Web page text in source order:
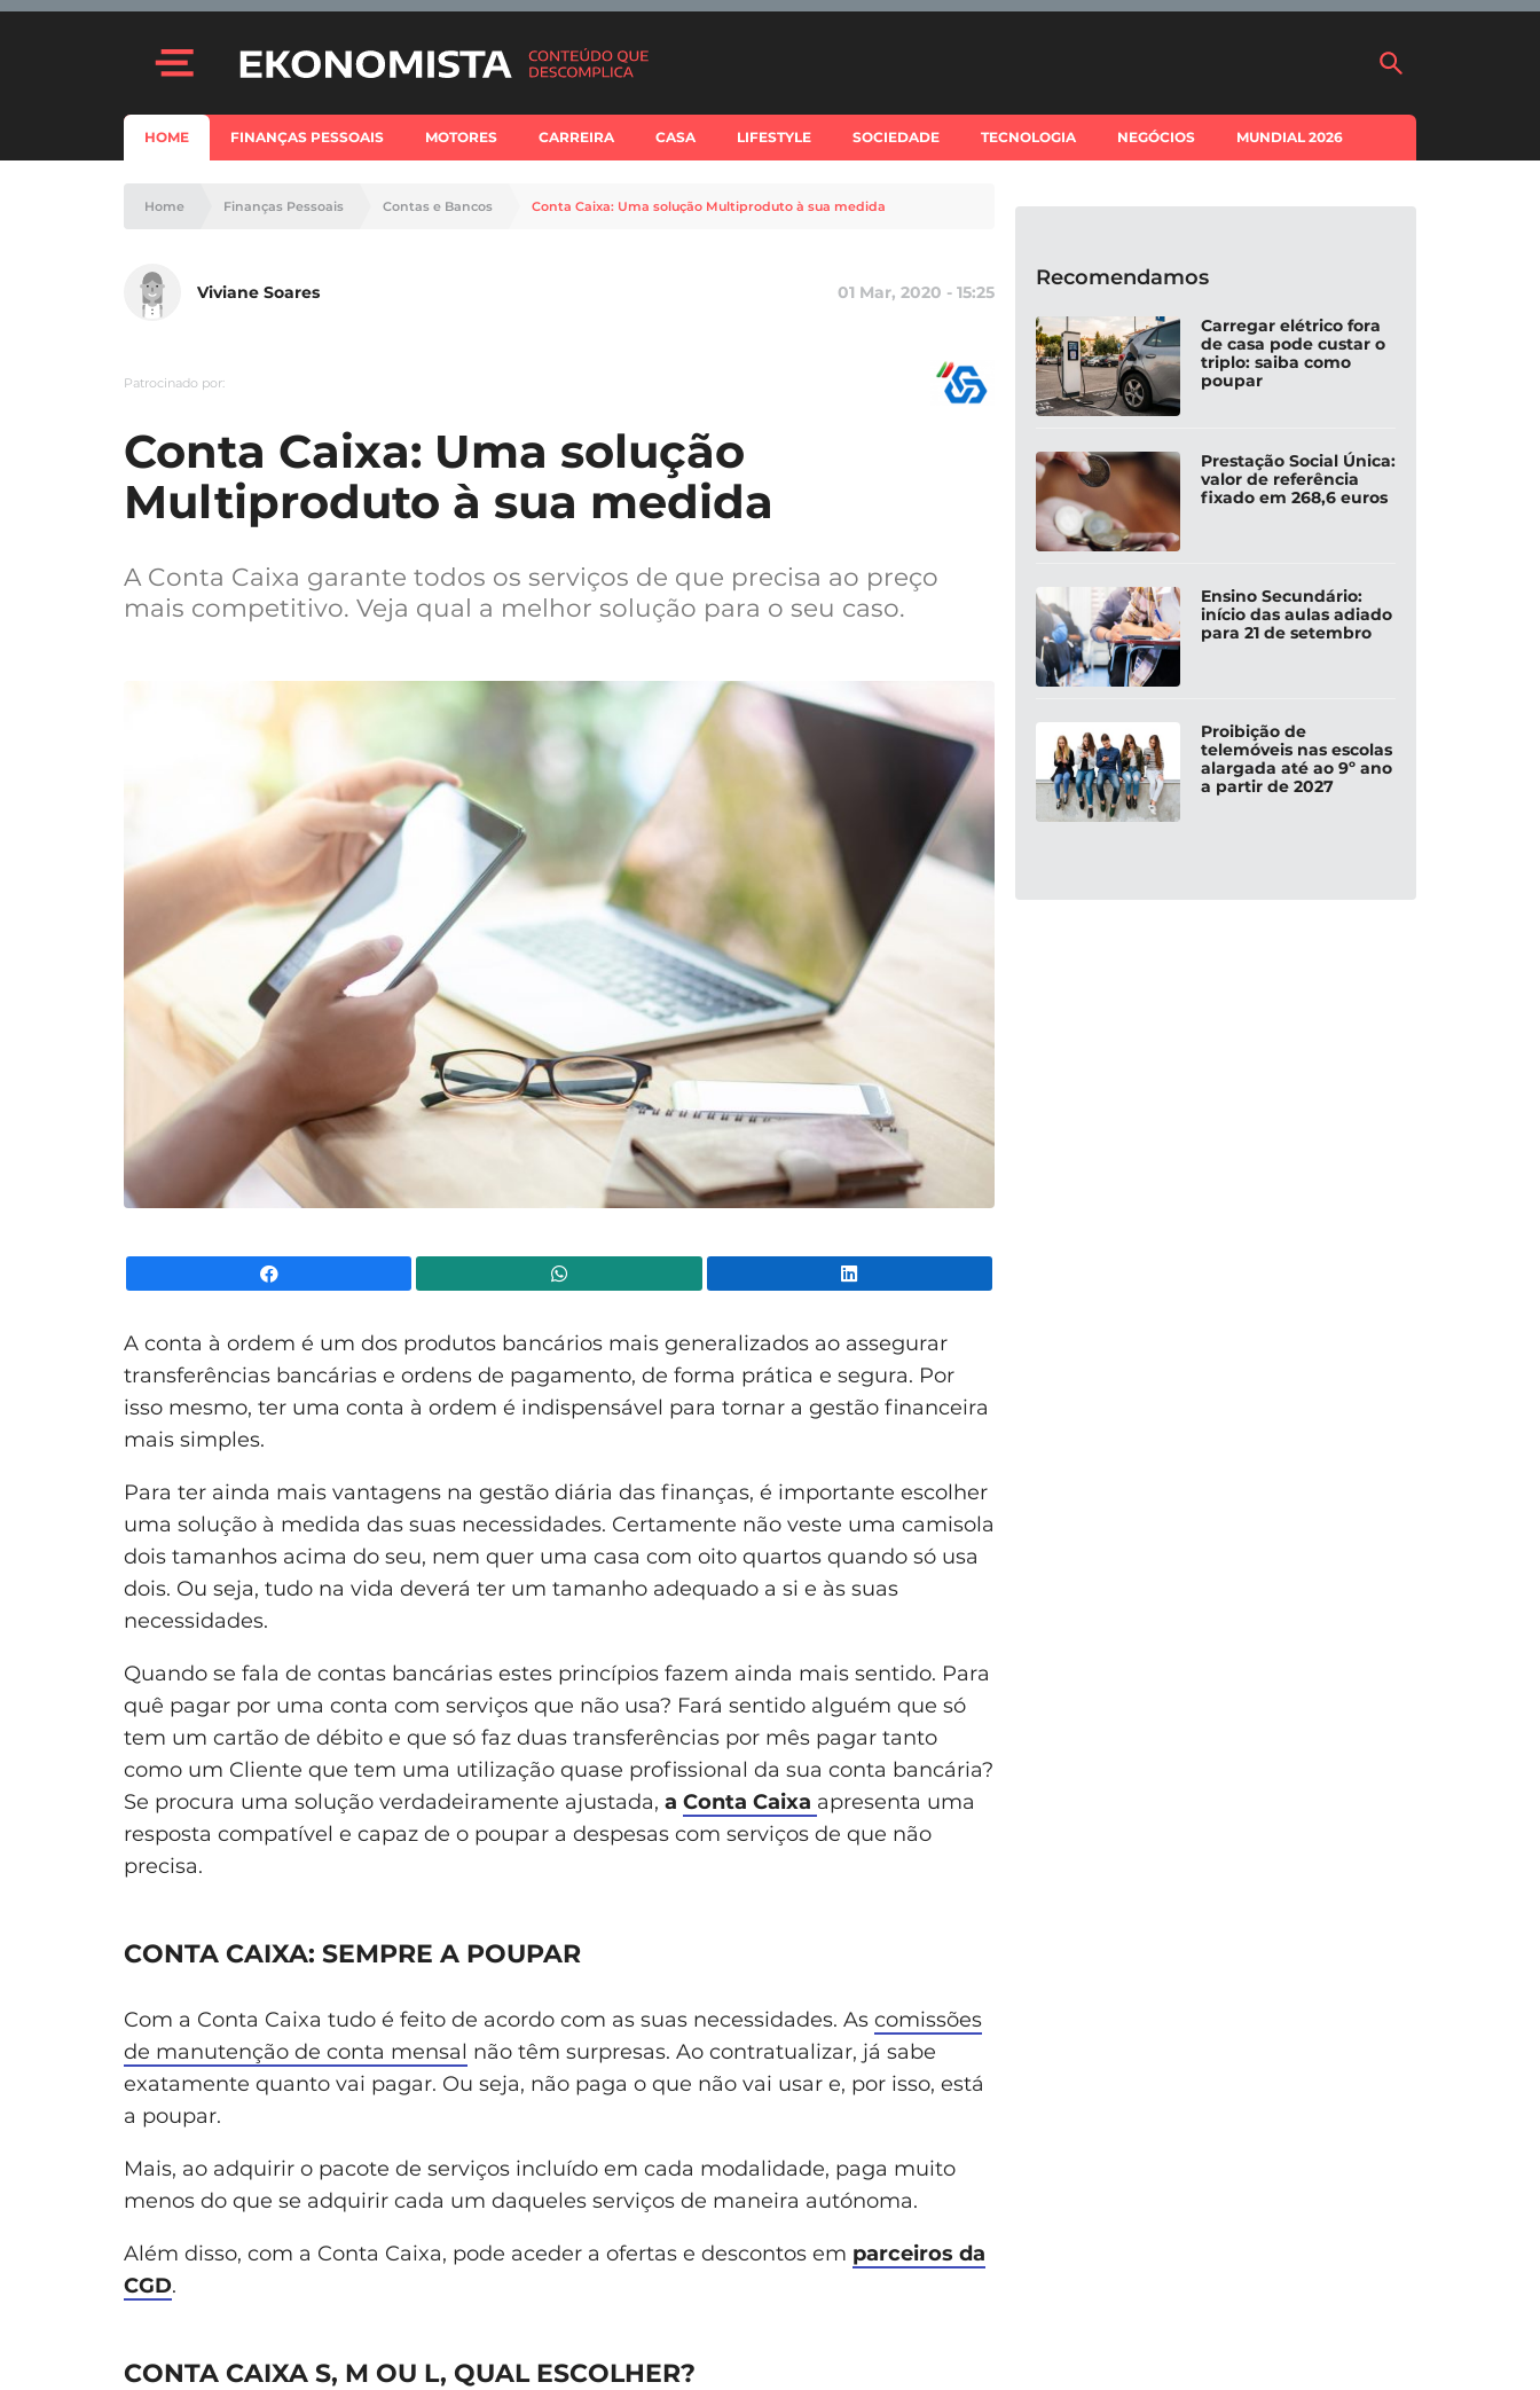
HOME FINANÇAS PESSOAIS MOTORES CARREIRA CASA LIFESTYLE SOCIEDADE TECNOLOGIA NEGÓCIOS MUNDIAL 2026
Home Finanças Pessoais Contas e Bancos Conta Caixa: Uma solução Multiproduto à sua medida
Viviane Soares 01 Mar, 2020 - 15:25
Conta Caixa: Uma solução
Multiproduto à sua medida
Patrocinado por:
A Conta Caixa garante todos os serviços de que precisa ao preço
mais competitivo. Veja qual a melhor solução para o seu caso.
A conta à ordem é um dos produtos bancários mais generalizados ao assegurar
transferências bancárias e ordens de pagamento, de forma prática e segura. Por
isso mesmo, ter uma conta à ordem é indispensável para tornar a gestão financeira
mais simples.
Para ter ainda mais vantagens na gestão diária das finanças, é importante escolher
uma solução à medida das suas necessidades. Certamente não veste uma camisola
dois tamanhos acima do seu, nem quer uma casa com oito quartos quando só usa
dois. Ou seja, tudo na vida deverá ter um tamanho adequado a si e às suas
necessidades.
Quando se fala de contas bancárias estes princípios fazem ainda mais sentido. Para
quê pagar por uma conta com serviços que não usa? Fará sentido alguém que só
tem um cartão de débito e que só faz duas transferências por mês pagar tanto
como um Cliente que tem uma utilização quase profissional da sua conta bancária?
Se procura uma solução verdadeiramente ajustada, a Conta Caixa apresenta uma
resposta compatível e capaz de o poupar a despesas com serviços de que não
precisa.
CONTA CAIXA: SEMPRE A POUPAR
Com a Conta Caixa tudo é feito de acordo com as suas necessidades. As comissões
de manutenção de conta mensal não têm surpresas. Ao contratualizar, já sabe
exatamente quanto vai pagar. Ou seja, não paga o que não vai usar e, por isso, está
a poupar.
Mais, ao adquirir o pacote de serviços incluído em cada modalidade, paga muito
menos do que se adquirir cada um daqueles serviços de maneira autónoma.
Além disso, com a Conta Caixa, pode aceder a ofertas e descontos em parceiros da
CGD.
CONTA CAIXA S, M OU L, QUAL ESCOLHER?
Recomendamos
Carregar elétrico fora
de casa pode custar o
triplo: saiba como
poupar
Prestação Social Única:
valor de referência
fixado em 268,6 euros
Ensino Secundário:
início das aulas adiado
para 21 de setembro
Proibição de
telemóveis nas escolas
alargada até ao 9º ano
a partir de 2027